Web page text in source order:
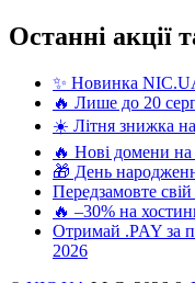
Останні акції
✨ Новинка
🔥 Лише до 20
☀️ Літня знижка
🔥 Нові домени
🎁 День
Передзамовте
🔥 –30% на
Отримай .PAY за
2026